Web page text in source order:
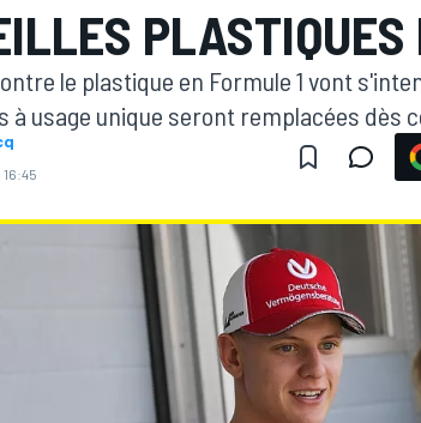
le plastique en Formule 1 vont
à usage unique seront remplacées dès